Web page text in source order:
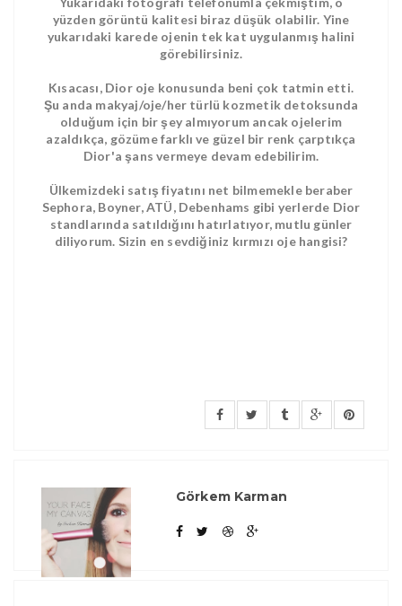
yüzden görüntü kalitesi biraz düşük olabilir. Yine
yukarıdaki karede ojenin tek kat uygulanmış halini
görebilirsiniz.
Kısacası, Dior oje konusunda beni çok tatmin etti.
Şu anda makyaj/oje/her türlü kozmetik detoksunda
olduğum için bir şey almıyorum ancak ojelerim
azaldıkça, gözüme farklı ve güzel bir renk çarptıkça
Dior'a şans vermeye devam edebilirim.
Ülkemizdeki satış fiyatını net bilmemekle beraber
Sephora, Boyner, ATÜ, Debenhams gibi yerlerde Dior
standlarında satıldığını hatırlatıyor, mutlu günler
diliyorum. Sizin en sevdiğiniz kırmızı oje hangisi?
Görkem Karman